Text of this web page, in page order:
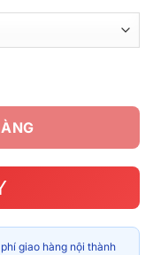
giao hàng nội thành